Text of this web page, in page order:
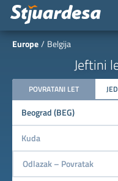
Europe Belgija
Jeftini
POVRATANI LET